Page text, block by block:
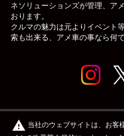
ネソリューションズが管理、ア
おります。
クルマの魅力は元よりイベント
索も出来る、アメ車の事なら何
© アメ車のWEBマガジン
warning 当社のウェブサイトは、お客